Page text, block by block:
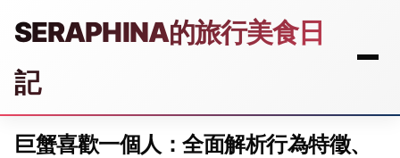
SERAPHINA的旅行美食日
記
巨蟹喜歡一個人：全面解析行為特徵、